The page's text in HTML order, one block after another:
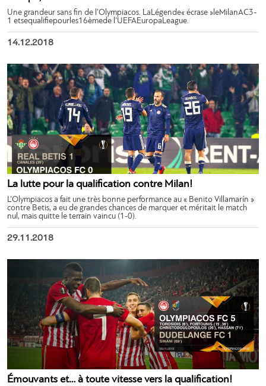
Une grandeur sans fin de l’Olympiacos. LaLégende« écrase »leMilanAC3-
1 etsequalifiepourles16èmede l’UEFAEuropaLeague.
14.12.2018
La lutte pour la qualification contre Milan!
L’Olympiacos a fait une très bonne performance au « Benito Villamarín »
contre Betis, a eu de grandes chances de marquer et méritait le match
nul, mais quitte le terrain vaincu (1-0).
29.11.2018
Émouvants et… à toute vitesse vers la qualification!